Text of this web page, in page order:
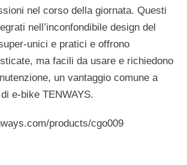
nel corso della giornata. Questi
nell’inconfondibile design del
unici e pratici e offrono
ma facili da usare e richiedono
un vantaggio comune a
e-bike TENWAYS.
products/cgo009